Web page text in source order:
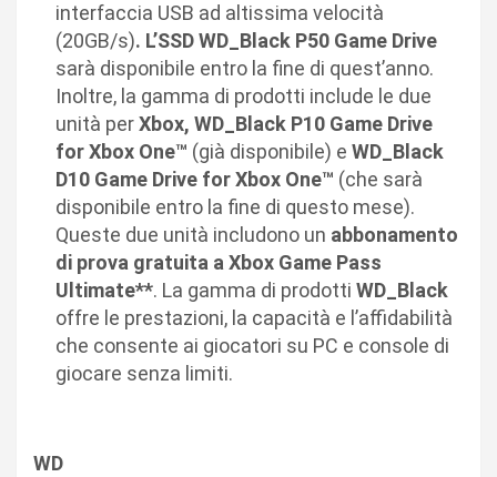
interfaccia USB ad altissima velocità
(20GB/s). L’SSD WD_Black P50 Game Drive
sarà disponibile entro la fine di quest’anno.
Inoltre, la gamma di prodotti include le due
unità perXbox, WD_Black P10 Game Drive
for Xbox One™ (già disponibile) e WD_Black
D10 Game Drive for Xbox One™ (che sarà
disponibile entro la fine di questo mese).
Queste due unità includono un abbonamento
di prova gratuita a Xbox Game Pass
Ultimate**. La gamma di prodotti WD_Black
offre le prestazioni, la capacità e l’affidabilità
che consente ai giocatori su PC e console di
giocare senza limiti.
WD